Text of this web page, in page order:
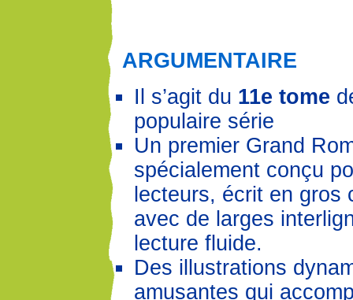
ARGUMENTAIRE
Il s’agit du 11e tome
populaire série
Un premier Grand
spécialement conçu
lecteurs, écrit en gros
avec de larges
lecture fluide.
Des illustrations
amusantes qui